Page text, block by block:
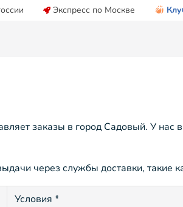
Экспресс по Москве
заказы в город Садовый. У нас
через службы доставки, такие
Условия *